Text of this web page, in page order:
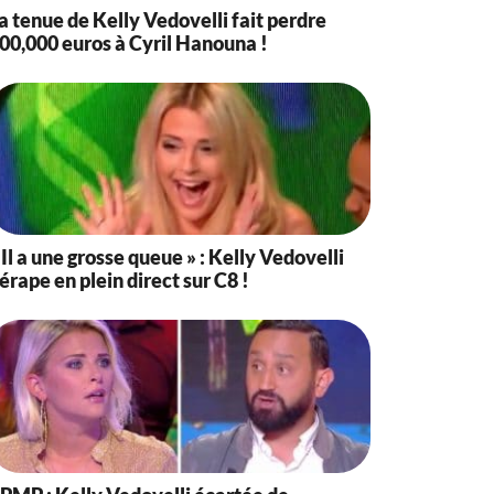
tenue de Kelly Vedovelli fait perdre
euros à Cyril Hanouna !
Il a une grosse queue » : Kelly Vedovelli
en plein direct sur C8 !